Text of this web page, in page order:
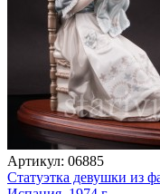
Артикул: 06885
Статуэтка девушки из